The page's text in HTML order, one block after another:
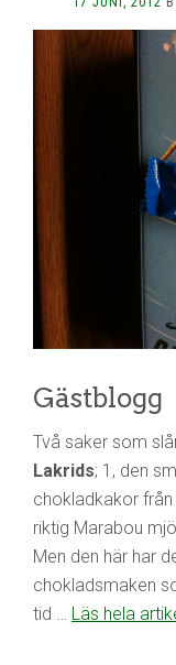
Gästblogg
Två saker som
Lakrids; 1, den
chokladkakor
riktig Marabou
Men den här har
chokladsmaken
tid … Läs hela